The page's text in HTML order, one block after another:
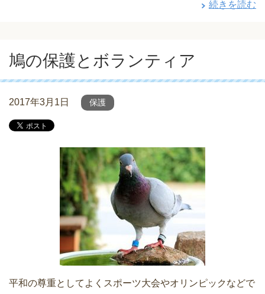
続きを読む
鳩の保護とボランティア
2017年3月1日 保護
平和の尊重としてよくスポーツ大会やオリンピックなどで